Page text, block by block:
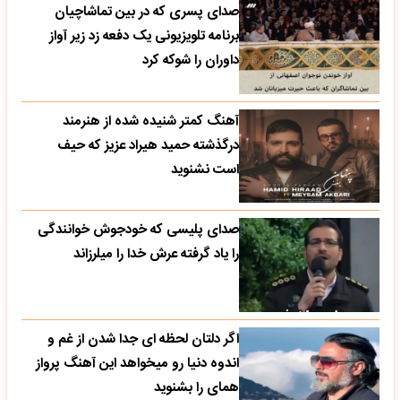
صدای پسری که در بین تماشاچیان
برنامه تلویزیونی یک دفعه زد زیر آواز
داوران را شوکه کرد
آهنگ کمتر شنیده شده از هنرمند
درگذشته حمید هیراد عزیز که حیف
است نشنوید
صدای پلیسی که خودجوش خوانندگی
را یاد گرفته عرش خدا را میلرزاند
اگر دلتان لحظه ای جدا شدن از غم و
اندوه دنیا رو میخواهد این آهنگ پرواز
همای را بشنوید